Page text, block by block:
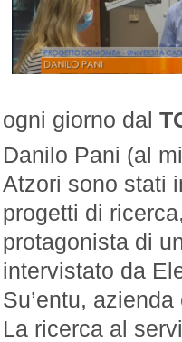
ogni giorno dal
Danilo Pani (al
Atzori sono stati
progetti di
protagonista di
intervistato da
Su’entu,
La ricerca al